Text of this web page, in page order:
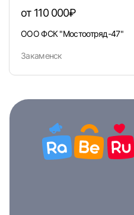
от 110 000₽
ООО ФСК "Мостоотряд-47"
Закаменск